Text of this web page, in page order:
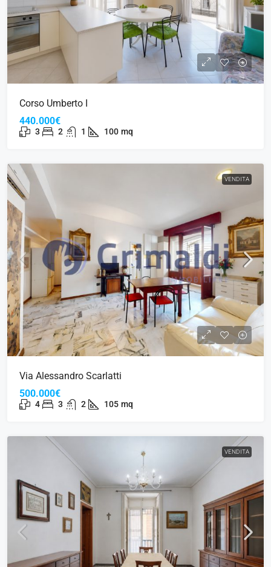
Corso Umberto I
440.000€
3 2 1 100 mq
VENDITA
Via Alessandro Scarlatti
500.000€
4 3 2 105 mq
VENDITA